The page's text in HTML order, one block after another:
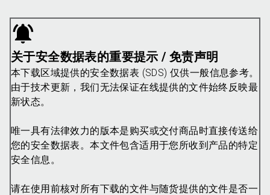
关于安全数据表的重要提示 / 免责声明
本下载区域提供的安全数据表 (SDS) 仅供一般信息参考。
由于技术更新，我们无法保证在线提供的文件始终反映最
新状态。
唯一具有法律效力的版本是购买或交付商品时直接传送给
您的安全数据表。本文件包含适用于您所收到产品的特定
安全信息。
请在使用前核对所有下载的文件与随货提供的文件是否一